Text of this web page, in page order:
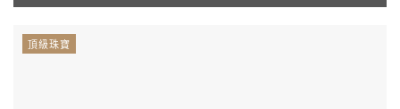
頂級珠寶